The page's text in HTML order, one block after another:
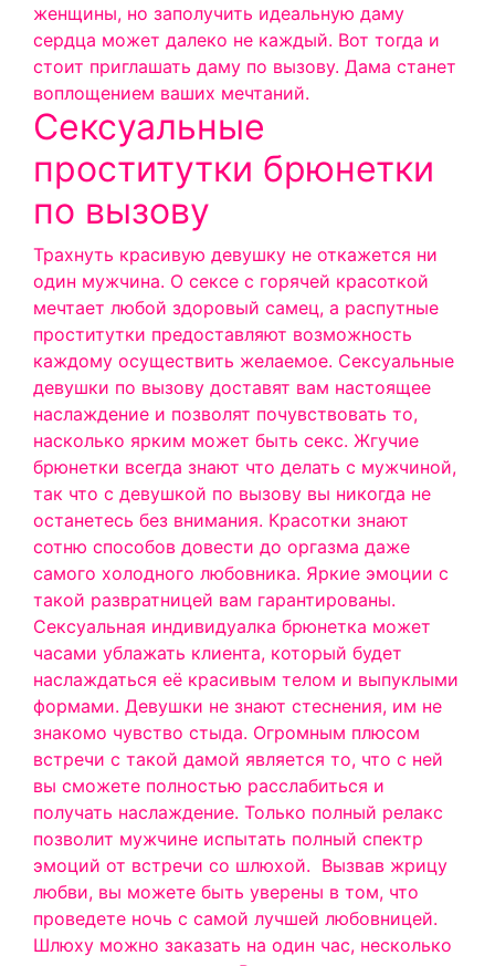
женщины, но заполучить идеальную даму
сердца может далеко не каждый. Вот тогда и
стоит приглашать даму по вызову. Дама станет
воплощением ваших мечтаний.
Сексуальные
проститутки брюнетки
по вызову
Трахнуть красивую девушку не откажется ни
один мужчина. О сексе с горячей красоткой
мечтает любой здоровый самец, а распутные
проститутки предоставляют возможность
каждому осуществить желаемое. Сексуальные
девушки по вызову доставят вам настоящее
наслаждение и позволят почувствовать то,
насколько ярким может быть секс. Жгучие
брюнетки всегда знают что делать с мужчиной,
так что с девушкой по вызову вы никогда не
останетесь без внимания. Красотки знают
сотню способов довести до оргазма даже
самого холодного любовника. Яркие эмоции с
такой развратницей вам гарантированы.
Сексуальная индивидуалка брюнетка может
часами ублажать клиента, который будет
наслаждаться её красивым телом и выпуклыми
формами. Девушки не знают стеснения, им не
знакомо чувство стыда. Огромным плюсом
встречи с такой дамой является то, что с ней
вы сможете полностью расслабиться и
получать наслаждение. Только полный релакс
позволит мужчине испытать полный спектр
эмоций от встречи со шлюхой. Вызвав жрицу
любви, вы можете быть уверены в том, что
проведете ночь с самой лучшей любовницей.
Шлюху можно заказать на один час, несколько